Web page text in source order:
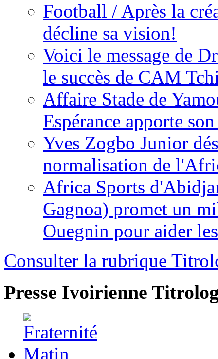
Football / Après la
décline sa vision!
Voici le message de
le succès de CAM
Affaire Stade de
Espérance apporte
Yves Zogbo Junior
normalisation de
Africa Sports
Gagnoa) promet un
Ouegnin pour aider
Consulter la rubrique
Presse Ivoirienne